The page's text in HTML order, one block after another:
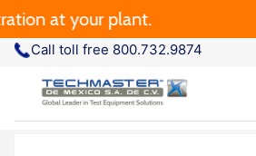
at your plant.
Call toll free 800.732.9874